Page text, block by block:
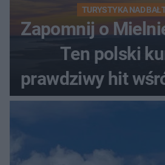
TURYSTYKA NAD
Zapomnij o
Ten polski
prawdziwy hit